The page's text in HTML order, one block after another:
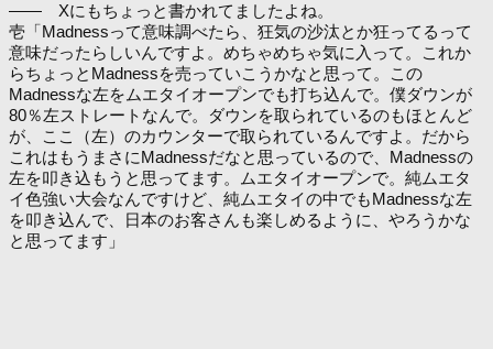
―― Xにもちょっと書かれてましたよね。
壱「Madnessって意味調べたら、狂気の沙汰とか狂ってるって
意味だったらしいんですよ。めちゃめちゃ気に入って。これか
らちょっとMadnessを売っていこうかなと思って。この
Madnessな左をムエタイオープンでも打ち込んで。僕ダウンが
80％左ストレートなんで。ダウンを取られているのもほとんど
が、ここ（左）のカウンターで取られているんですよ。だから
これはもうまさにMadnessだなと思っているので、Madnessの
左を叩き込もうと思ってます。ムエタイオープンで。純ムエタ
イ色強い大会なんですけど、純ムエタイの中でもMadnessな左
を叩き込んで、日本のお客さんも楽しめるように、やろうかな
と思ってます」